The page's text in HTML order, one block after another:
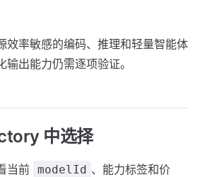
效率敏感的编码、推理和轻量智能体
出能力仍需逐项验证。
中选择
当前 modelId 、能力标签和价